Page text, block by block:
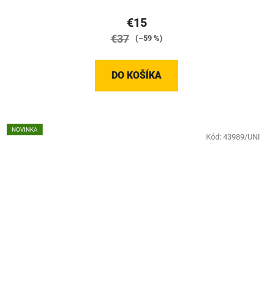
€15
€37 (–59 %)
DO KOŠÍKA
NOVINKA
Kód: 43989/UNI